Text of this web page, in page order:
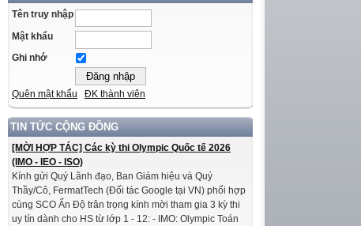
Tên truy nhập
Mật khẩu
Ghi nhớ
Quên mật khẩu ĐK thành viên
TIN TỨC CỘNG ĐỒNG
[MỜI HỢP TÁC] Các kỳ thi Olympic Quốc tế 2026
(IMO - IEO - ISO)
Kính gửi Quý Lãnh đạo, Ban Giám hiệu và Quý
Thầy/Cô, FermatTech (Đối tác Google tại VN) phối hợp
cùng SCO Ấn Độ trân trọng kính mời tham gia 3 kỳ thi
uy tín dành cho HS từ lớp 1 - 12: - IMO: Olympic Toán